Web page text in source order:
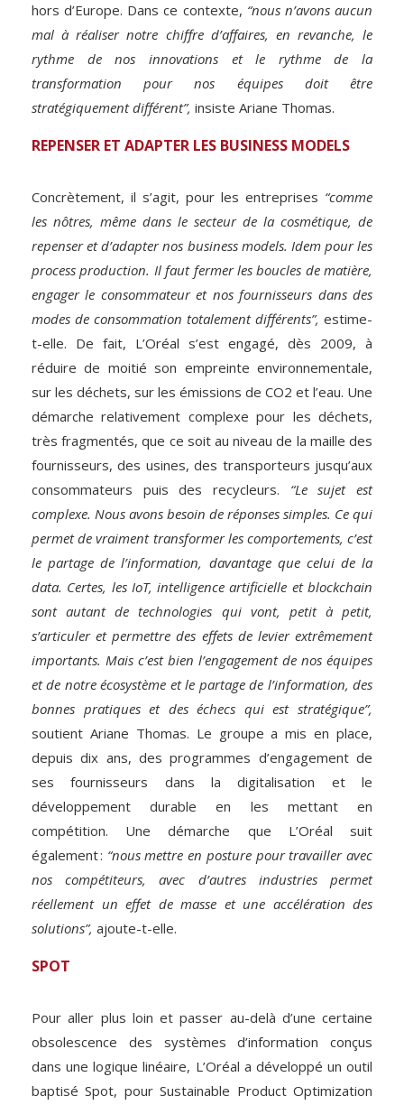
hors d’Europe. Dans ce contexte, “nous n’avons aucun
mal à réaliser notre chiffre d’affaires, en revanche, le
rythme de nos innovations et le rythme de la
transformation pour nos équipes doit être
stratégiquement différent”, insiste Ariane Thomas.
REPENSER ET ADAPTER LES BUSINESS MODELS
Concrètement, il s’agit, pour les entreprises “comme
les nôtres, même dans le secteur de la cosmétique, de
repenser et d’adapter nos business models. Idem pour les
process production. Il faut fermer les boucles de matière,
engager le consommateur et nos fournisseurs dans des
modes de consommation totalement différents”, estime-
t-elle. De fait, L’Oréal s’est engagé, dès 2009, à
réduire de moitié son empreinte environnementale,
sur les déchets, sur les émissions de CO2 et l’eau. Une
démarche relativement complexe pour les ­déchets,
très fragmentés, que ce soit au niveau de la maille des
fournisseurs, des usines, des transporteurs jusqu’aux
consommateurs puis des recycleurs. “Le sujet est
complexe. Nous avons besoin de réponses simples. Ce qui
permet de vraiment transformer les comportements, c’est
le partage de l’information, davantage que celui de la
data. Certes, les IoT, intelligence artificielle et blockchain
sont autant de technologies qui vont, petit à petit,
s’articuler et permettre des effets de levier extrêmement
importants. Mais c’est bien l’engagement de nos équipes
et de notre écosystème et le partage de l’information, des
bonnes pratiques et des échecs qui est stratégique”,
soutient Ariane Thomas. Le groupe a mis en place,
depuis dix ans, des programmes d’engagement de
ses fournisseurs dans la digitalisation et le
développement durable en les mettant en
compétition. Une démarche que L’Oréal suit
également : “nous mettre en posture pour travailler avec
nos compétiteurs, avec d’autres industries permet
réellement un effet de masse et une accélération des
solutions”, ajoute-t-elle.
SPOT
Pour aller plus loin et passer au-delà d’une certaine
obsolescence des systèmes d’information conçus
dans une logique linéaire, L’Oréal a développé un outil
baptisé Spot, pour Sustainable Product Optimization